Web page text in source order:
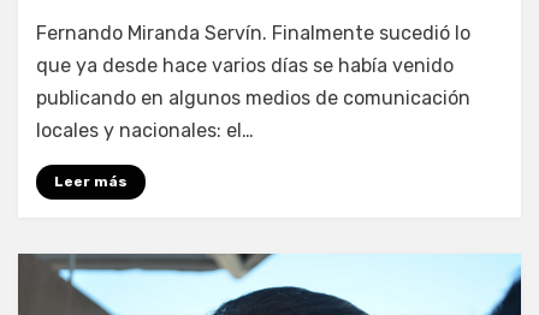
Enrique
Fernando Miranda Servín. Finalmente sucedió lo
que ya desde hace varios días se había venido
publicando en algunos medios de comunicación
locales y nacionales: el…
Leer más